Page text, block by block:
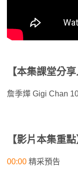
【本集課堂分
詹季燁 Gigi Chan
【影片本集重點
00:00 精采預告